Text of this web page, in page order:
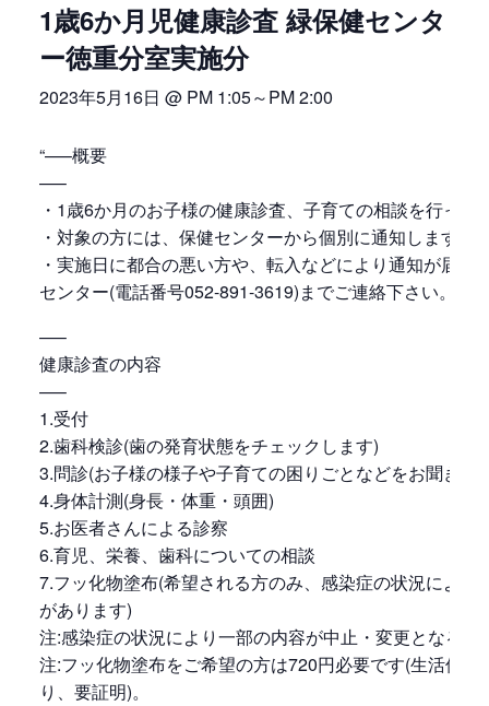
1歳6か月児健康診査 緑保健センタ
ー徳重分室実施分
2023年5月16日 @ PM 1:05～PM 2:00
“—–概要
—–
・1歳6か月のお子様の健康診査、子育ての相談を行って
・対象の方には、保健センターから個別に通知します。
・実施日に都合の悪い方や、転入などにより通知が届か
センター(電話番号052-891-3619)までご連絡下さい。
—–
健康診査の内容
—–
1.受付
2.歯科検診(歯の発育状態をチェックします)
3.問診(お子様の様子や子育ての困りごとなどをお聞きし
4.身体計測(身長・体重・頭囲)
5.お医者さんによる診察
6.育児、栄養、歯科についての相談
7.フッ化物塗布(希望される方のみ、感染症の状況により
があります)
注:感染症の状況により一部の内容が中止・変更となる場
注:フッ化物塗布をご希望の方は720円必要です(生活保護
り、要証明)。